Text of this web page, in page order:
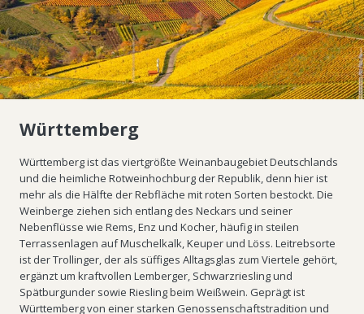
Württemberg
Württemberg ist das viertgrößte Weinanbaugebiet Deutschlands
und die heimliche Rotweinhochburg der Republik, denn hier ist
mehr als die Hälfte der Rebfläche mit roten Sorten bestockt. Die
Weinberge ziehen sich entlang des Neckars und seiner
Nebenflüsse wie Rems, Enz und Kocher, häufig in steilen
Terrassenlagen auf Muschelkalk, Keuper und Löss. Leitrebsorte
ist der Trollinger, der als süffiges Alltagsglas zum Viertele gehört,
ergänzt um kraftvollen Lemberger, Schwarzriesling und
Spätburgunder sowie Riesling beim Weißwein. Geprägt ist
Württemberg von einer starken Genossenschaftstradition und